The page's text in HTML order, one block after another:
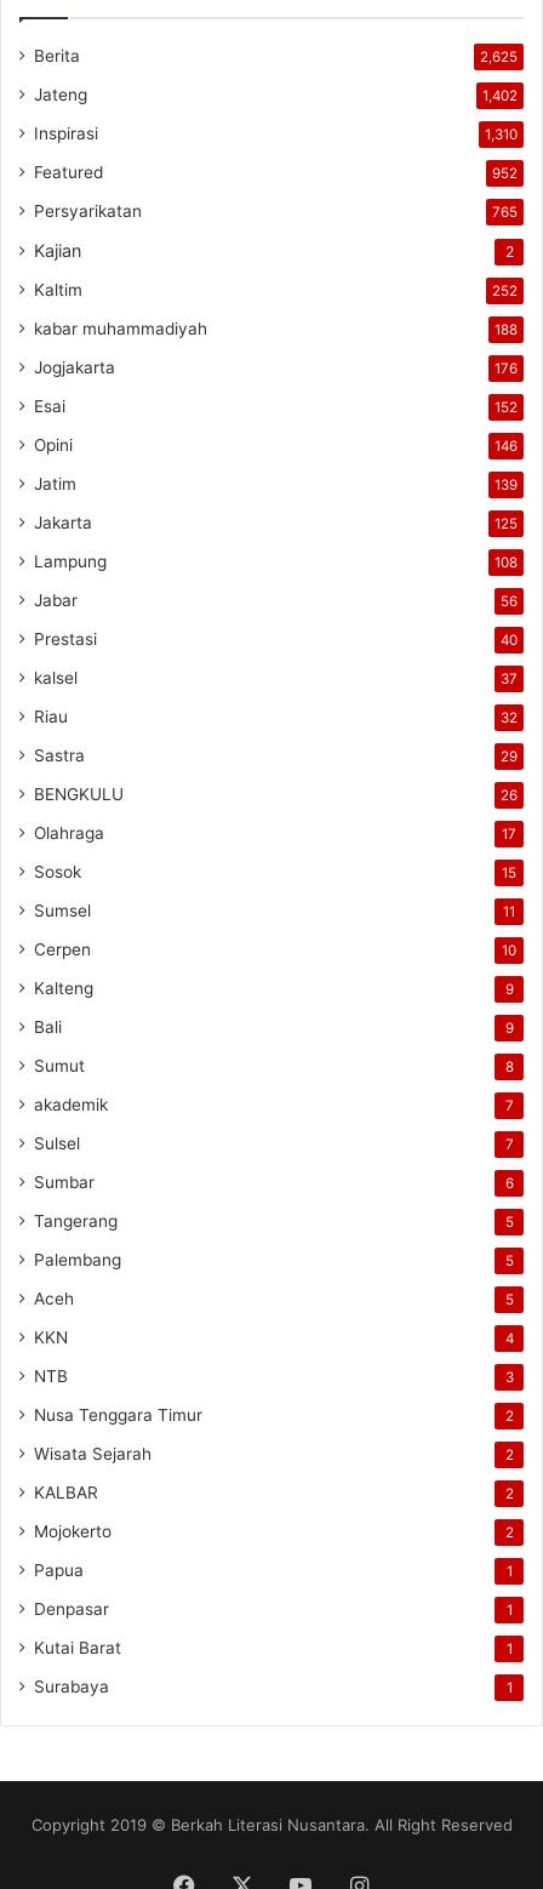
Berita 2,625
Jateng 1,402
Inspirasi 1,310
Featured 952
Persyarikatan 765
Kajian 2
Kaltim 252
kabar muhammadiyah 188
Jogjakarta 176
Esai 152
Opini 146
Jatim 139
Jakarta 125
Lampung 108
Jabar 56
Prestasi 40
kalsel 37
Riau 32
Sastra 29
BENGKULU 26
Olahraga 17
Sosok 15
Sumsel 11
Cerpen 10
Kalteng 9
Bali 9
Sumut 8
akademik 7
Sulsel 7
Sumbar 6
Tangerang 5
Palembang 5
Aceh 5
KKN 4
NTB 3
Nusa Tenggara Timur 2
Wisata Sejarah 2
KALBAR 2
Mojokerto 2
Papua 1
Denpasar 1
Kutai Barat 1
Surabaya 1
Copyright 2019 © Berkah Literasi Nusantara. All Right Reserved
Facebook YouTubeInstagram